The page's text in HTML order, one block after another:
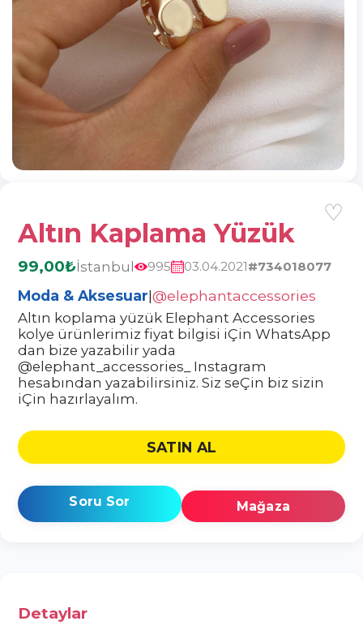
Altın Kaplama Yüzük
♡
99,00₺İstanbul 995 03.04.2021#734018077
Moda & Aksesuar|@elephantaccessories
Altın koplama yüzük Elephant Accessories
kolye ürünlerimiz fiyat bilgisi iÇin WhatsApp
dan bize yazabilir yada
@elephant_accessories_ Instagram
hesabından yazabilirsiniz. Siz seÇin biz sizin
iÇin hazırlayalım.
SATIN AL
Soru Sor Mağaza
Detaylar